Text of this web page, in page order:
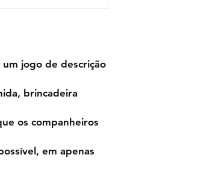
jogo de descrição
brincadeira
os companheiros
em apenas